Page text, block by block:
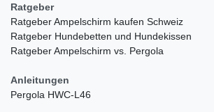
Ratgeber
Ratgeber Ampelschirm kaufen Schweiz
Ratgeber Hundebetten und Hundekissen
Ratgeber Ampelschirm vs. Pergola
Anleitungen
Pergola HWC-L46